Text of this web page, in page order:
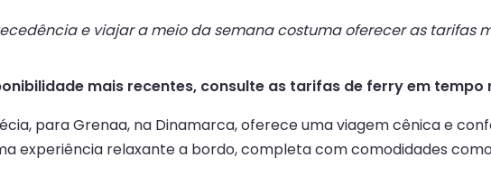
e viajar a meio da semana costuma oferecer as tarifas
mais recentes, consulte as tarifas de ferry em tempo
para Grenaa, na Dinamarca, oferece uma viagem cênica e
experiência relaxante a bordo, completa com comodidades